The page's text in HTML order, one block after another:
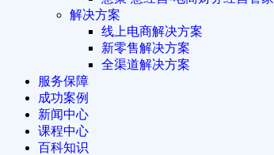
解决方案
线上电商解决方案
新零售解决方案
全渠道解决方案
服务保障
成功案例
新闻中心
课程中心
百科知识